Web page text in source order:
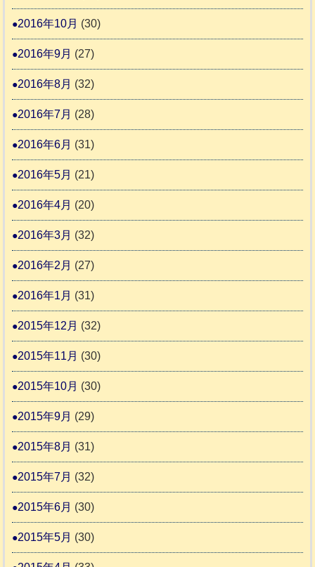
2016年10月 (30)
2016年9月 (27)
2016年8月 (32)
2016年7月 (28)
2016年6月 (31)
2016年5月 (21)
2016年4月 (20)
2016年3月 (32)
2016年2月 (27)
2016年1月 (31)
2015年12月 (32)
2015年11月 (30)
2015年10月 (30)
2015年9月 (29)
2015年8月 (31)
2015年7月 (32)
2015年6月 (30)
2015年5月 (30)